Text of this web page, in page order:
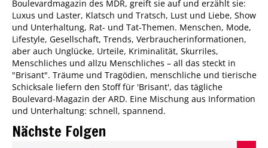
Boulevardmagazin des MDR, greift sie auf und erzählt sie:
Luxus und Laster, Klatsch und Tratsch, Lust und Liebe, Show
und Unterhaltung, Rat- und Tat-Themen. Menschen, Mode,
Lifestyle, Gesellschaft, Trends, Verbraucherinformationen,
aber auch Unglücke, Urteile, Kriminalität, Skurriles,
Menschliches und allzu Menschliches – all das steckt in
"Brisant". Träume und Tragödien, menschliche und tierische
Schicksale liefern den Stoff für 'Brisant', das tägliche
Boulevard-Magazin der ARD. Eine Mischung aus Information
und Unterhaltung: schnell, spannend.
Nächste Folgen